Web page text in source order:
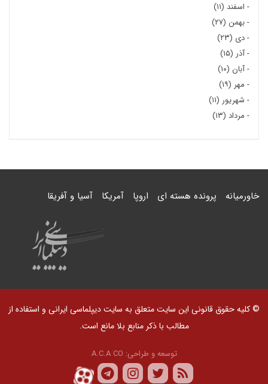
- اسفند (۱۱)
-بهمن (۲۷)
-دی (۲۳)
-آذر (۱۵)
-آبان (۱۰)
- مهر (۱۹)
- شهریور (۱۱)
- مرداد (۱۳)
خاورمیانه پرونده هسته ای اروپا آمریکا آسیا و آفریقا
© کلیه حقوق قانونی این سایت متعلق به سایت دیپلماسی ایرانی و استفاده از
مطالب با ذکر منابع بلا مانع است.
توسعه و طراحی: A.C.A CO